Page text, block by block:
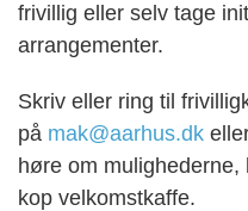
frivillig eller selv tage
arrangementer.
Skriv eller ring til
på mak@aarhus.dk
høre om
kop velkomstkaffe.